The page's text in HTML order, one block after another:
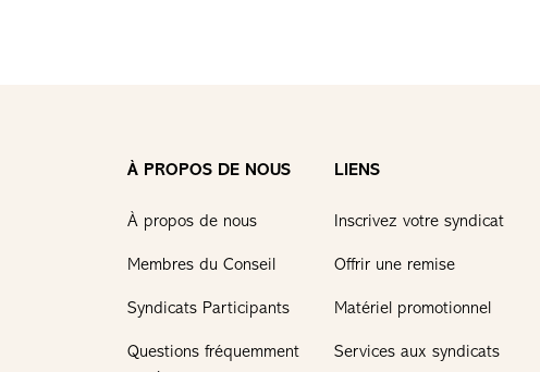
À PROPOS DE NOUS
À propos de nous
Membres du Conseil
Syndicats Participants
Questions fréquemment
LIENS
Inscrivez votre syndicat
Offrir une remise
Matériel promotionnel
Services aux syndicats